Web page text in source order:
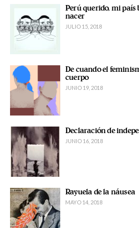
Perú querido, mi país
nacer
JULIO 15, 2018
De cuando el
cuerpo
JUNIO 19, 2018
Declaración de
JUNIO 16, 2018
Rayuela de la náusea
MAYO 14, 2018